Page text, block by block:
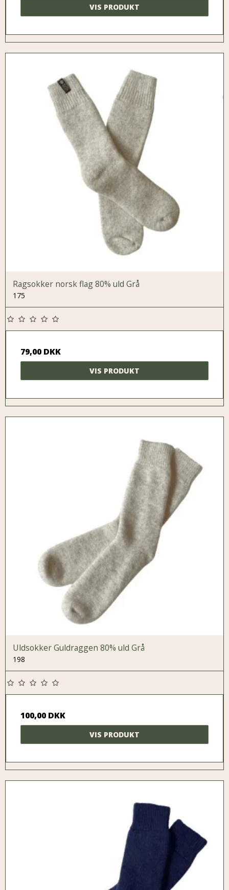
VIS PRODUKT
Ragsokker norsk flag 80% uld Grå
175
79,00 DKK
VIS PRODUKT
Uldsokker Guldraggen 80% uld Grå
198
100,00 DKK
VIS PRODUKT